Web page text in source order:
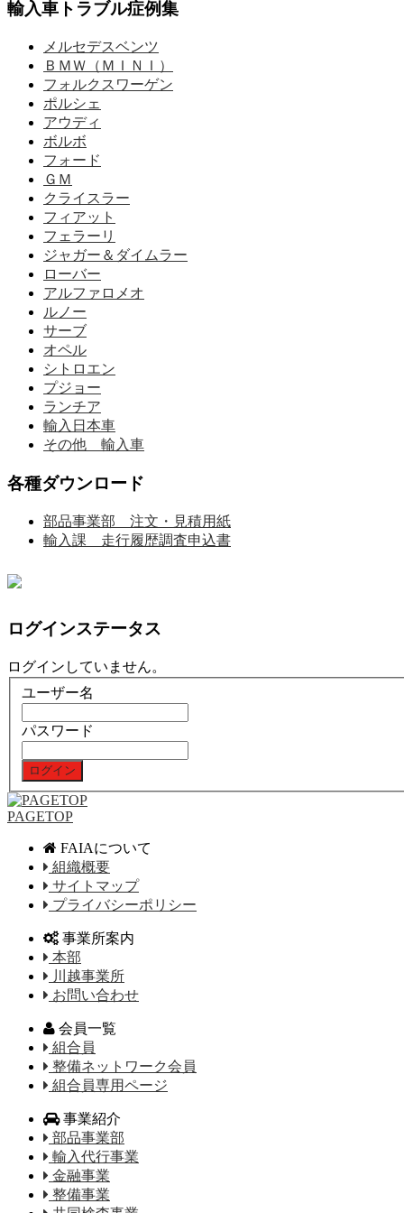
輸入車トラブル症例集
メルセデスベンツ
ＢＭＷ（ＭＩＮＩ）
フォルクスワーゲン
ポルシェ
アウディ
ボルボ
フォード
ＧＭ
クライスラー
フィアット
フェラーリ
ジャガー＆ダイムラー
ローバー
アルファロメオ
ルノー
サーブ
オペル
シトロエン
プジョー
ランチア
輸入日本車
その他 輸入車
各種ダウンロード
部品事業部 注文・見積用紙
輸入課 走行履歴調査申込書
ログインステータス
ログインしていません。
ユーザー名
パスワード
PAGETOP
FAIAについて
組織概要
サイトマップ
プライバシーポリシー
事業所案内
本部
川越事業所
お問い合わせ
会員一覧
組合員
整備ネットワーク会員
組合員専用ページ
事業紹介
部品事業部
輸入代行事業
金融事業
整備事業